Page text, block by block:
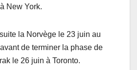
New York.
la Norvège le 23 juin au
de terminer la phase de
le 26 juin à Toronto.